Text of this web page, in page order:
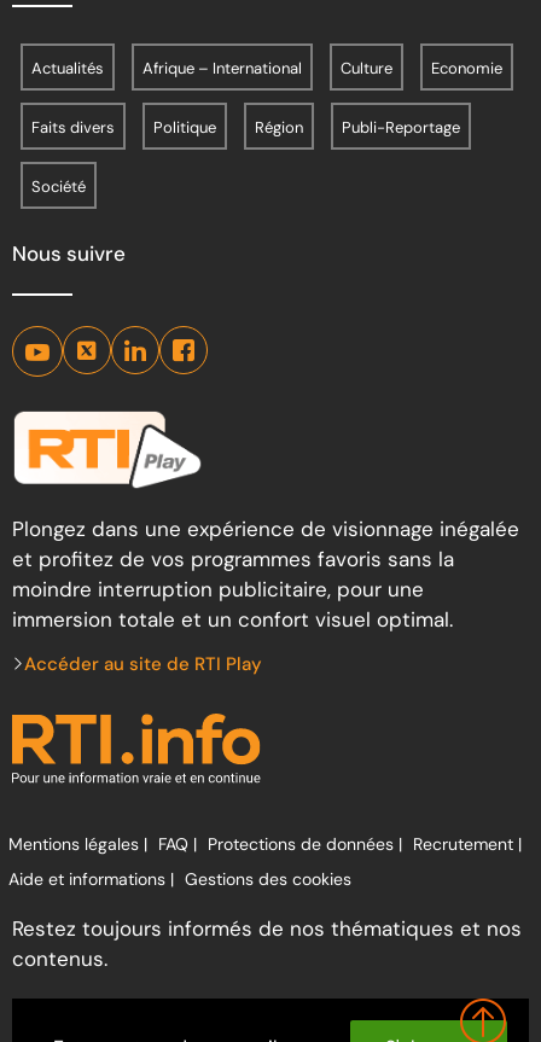
Actualités Afrique – International Culture Economie
Faits divers Politique Région Publi-Reportage
Société
Nous suivre
Plongez dans une expérience de visionnage inégalée
et profitez de vos programmes favoris sans la
moindre interruption publicitaire, pour une
immersion totale et un confort visuel optimal.
Accéder au site de RTI Play
Mentions légales | FAQ | Protections de données | Recrutement |
Aide et informations | Gestions des cookies
Restez toujours informés de nos thématiques et nos
contenus.